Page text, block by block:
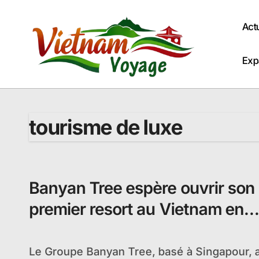
contenu
tourisme de luxe
Banyan Tree espère ouvrir son
premier resort au Vietnam en
Le Groupe Banyan Tree, basé à Singapour, a